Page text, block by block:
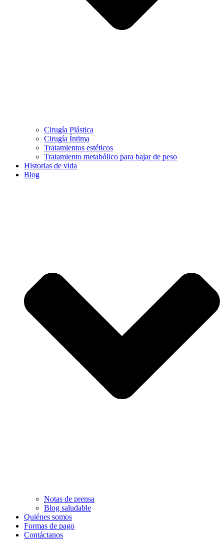
Cirugía Plástica
Cirugía Íntima
Tratamientos estéticos
Tratamiento metabólico para bajar de peso
Historias de vida
Blog
Notas de prensa
Blog saludable
Quiénes somos
Formas de pago
Contáctanos